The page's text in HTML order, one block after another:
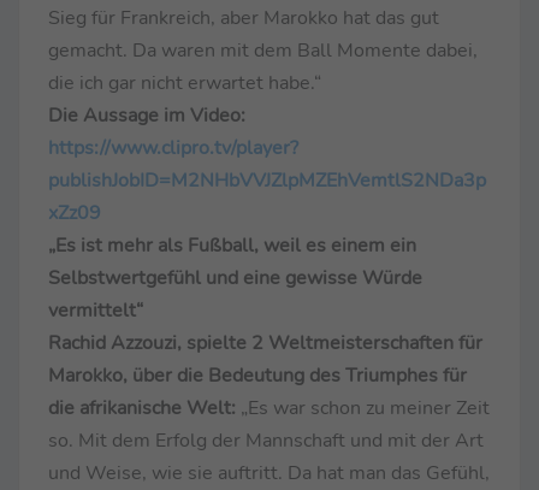
Sieg für Frankreich, aber Marokko hat das gut
gemacht. Da waren mit dem Ball Momente dabei,
die ich gar nicht erwartet habe.“
Die Aussage im Video:
https://www.clipro.tv/player?
publishJobID=M2NHbVVJZlpMZEhVemtlS2NDa3p
xZz09
„Es ist mehr als Fußball, weil es einem ein
Selbstwertgefühl und eine gewisse Würde
vermittelt“
Rachid Azzouzi, spielte 2 Weltmeisterschaften für
Marokko, über die Bedeutung des Triumphes für
die afrikanische Welt: „Es war schon zu meiner Zeit
so. Mit dem Erfolg der Mannschaft und mit der Art
und Weise, wie sie auftritt. Da hat man das Gefühl,